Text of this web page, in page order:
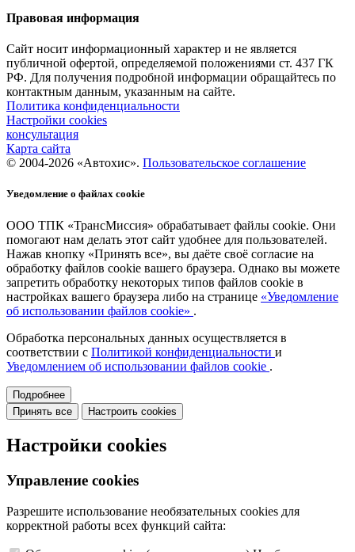
Правовая информация
Сайт носит информационный характер и не является
публичной офертой, определяемой положениями ст. 437 ГК
РФ. Для получения подробной информации обращайтесь по
контактным данным, указанным на сайте.
Политика конфиденциальности
Настройки cookies
консультация
Карта сайта
© 2004-2026 «Автохис». Пользовательское соглашение
Уведомление о файлах cookie
ООО ТПК «ТрансМиссия» обрабатывает файлы cookie. Они
помогают нам делать этот сайт удобнее для пользователей.
Нажав кнопку «Принять все», вы даёте своё согласие на
обработку файлов cookie вашего браузера. Однако вы можете
запретить обработку некоторых типов файлов cookie в
настройках вашего браузера либо на странице «Уведомление
об использовании файлов cookie» .
Обработка персональных данных осуществляется в
соответствии с Политикой конфиденциальности и
Уведомлением об использовании файлов cookie .
Подробнее
Принять все
Настроить cookies
Настройки cookies
Управление cookies
Разрешите использование необязательных cookies для
корректной работы всех функций сайта: